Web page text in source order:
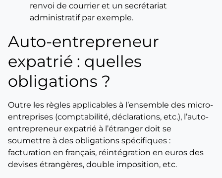
renvoi de courrier et un secrétariat
administratif par exemple.
Auto-entrepreneur
expatrié : quelles
obligations ?
Outre les règles applicables à l’ensemble des micro-
entreprises (comptabilité, déclarations, etc.), l’auto-
entrepreneur expatrié à l’étranger doit se
soumettre à des obligations spécifiques :
facturation en français, réintégration en euros des
devises étrangères, double imposition, etc.